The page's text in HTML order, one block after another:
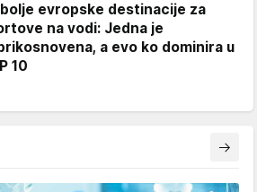
evropske destinacije za
na vodi: Jedna je
a evo ko dominira u
10